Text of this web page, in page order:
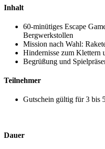
Inhalt
60-minütiges Escape
Bergwerkstollen
Mission nach Wahl:
Hindernisse zum Klettern
Begrüßung und
Teilnehmer
Gutschein gültig für 3 bis
Dauer